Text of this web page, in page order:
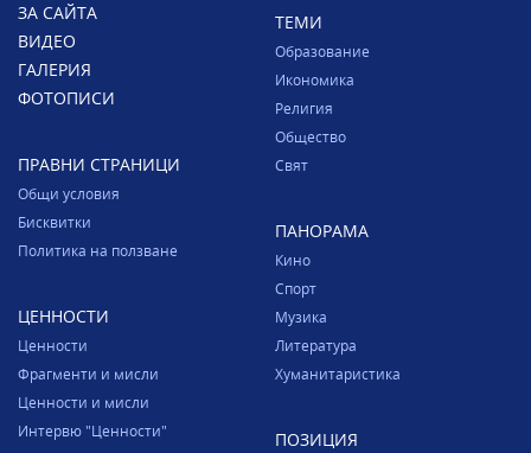
ЗА САЙТА
ВИДЕО
ГАЛЕРИЯ
ФОТОПИСИ
ПРАВНИ СТРАНИЦИ
Общи условия
Бисквитки
Политика на ползване
ЦЕННОСТИ
Ценности
Фрагменти и мисли
Ценности и мисли
Интервю "Ценности"
ТЕМИ
Образование
Икономика
Религия
Общество
Свят
ПАНОРАМА
Кино
Спорт
Музика
Литература
Хуманитаристика
ПОЗИЦИЯ